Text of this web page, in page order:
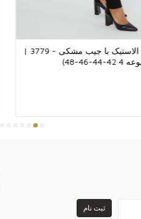
شلوار کمری الاستیک با جیب مشکی - 3779 |
ثبت نام